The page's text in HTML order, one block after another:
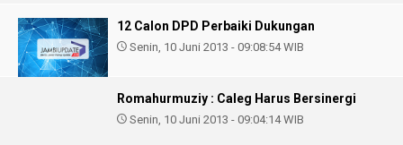
12 Calon DPD Perbaiki Dukungan
Senin, 10 Juni 2013 - 09:08:54 WIB
Romahurmuziy : Caleg Harus Bersinergi
Senin, 10 Juni 2013 - 09:04:14 WIB